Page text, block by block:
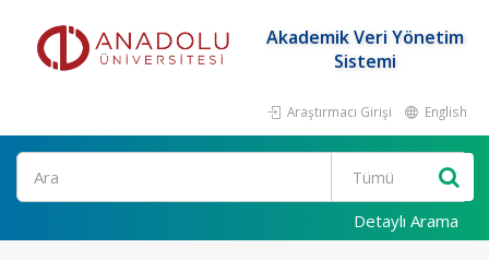
Akademik Veri Yönetim
Sistemi
Araştırmacı Girişi English
Ara
Detaylı Arama